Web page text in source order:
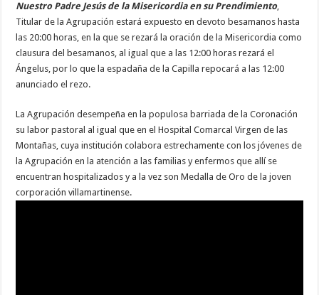
Nuestro Padre Jesús de la Misericordia en su Prendimiento,
Titular de la Agrupación estará expuesto en devoto besamanos hasta
las 20:00 horas, en la que se rezará la oración de la Misericordia como
clausura del besamanos, al igual que a las 12:00 horas rezará el
Ángelus, por lo que la espadaña de la Capilla repocará a las 12:00
anunciado el rezo.
La Agrupación desempeña en la populosa barriada de la Coronación
su labor pastoral al igual que en el Hospital Comarcal Virgen de las
Montañas, cuya institución colabora estrechamente con los jóvenes de
la Agrupación en la atención a las familias y enfermos que allí se
encuentran hospitalizados y a la vez son Medalla de Oro de la joven
corporación villamartinense.